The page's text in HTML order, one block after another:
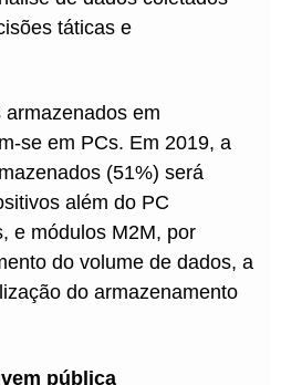
táticas e
em
se em PCs. Em 2019, a
(51%) será
além do PC
e módulos M2M, por
do volume de dados, a
do armazenamento
pública